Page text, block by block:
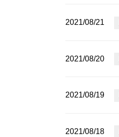
2021/08/21
2021/08/20
2021/08/19
2021/08/18